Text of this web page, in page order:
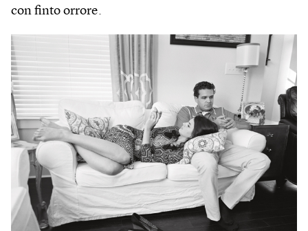
con finto orrore.